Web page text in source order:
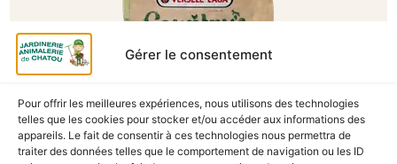
Gérer le consentement
Pour offrir les meilleures expériences, nous utilisons des technologies
telles que les cookies pour stocker et/ou accéder aux informations des
appareils. Le fait de consentir à ces technologies nous permettra de
traiter des données telles que le comportement de navigation ou les ID
GRIT VOLAILLES COUNTRY’S BEST 2.5KG
En stock